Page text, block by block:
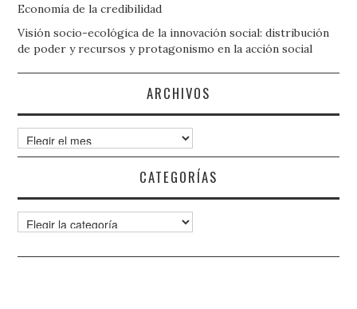
Economía de la credibilidad
Visión socio-ecológica de la innovación social: distribución
de poder y recursos y protagonismo en la acción social
ARCHIVOS
Archivos
CATEGORÍAS
Categorías